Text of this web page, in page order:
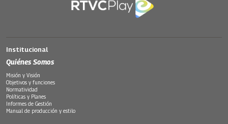
Institucional
Quiénes Somos
Misión y Visión
Objetivos y funciones
Normatividad
Políticas y Planes
Informes de Gestión
Manual de producción y estilo